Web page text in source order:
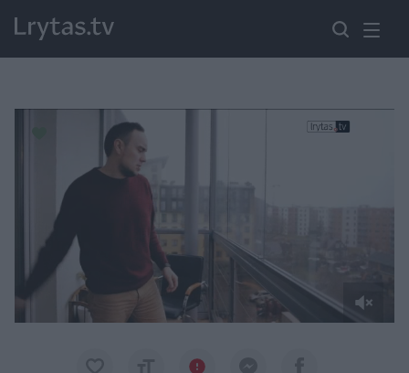
Paremkite Ukrainą